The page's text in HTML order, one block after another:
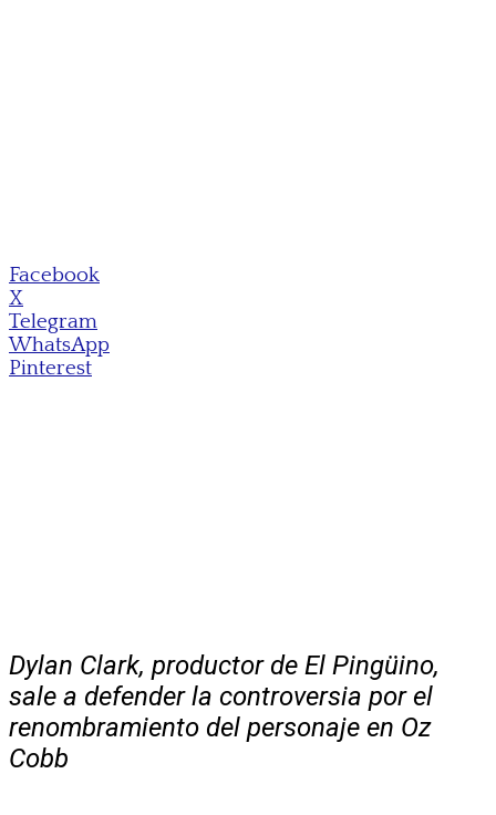
Facebook
X
Telegram
WhatsApp
Pinterest
Dylan Clark, productor de El Pingüino,
sale a defender la controversia por el
renombramiento del personaje en Oz
Cobb